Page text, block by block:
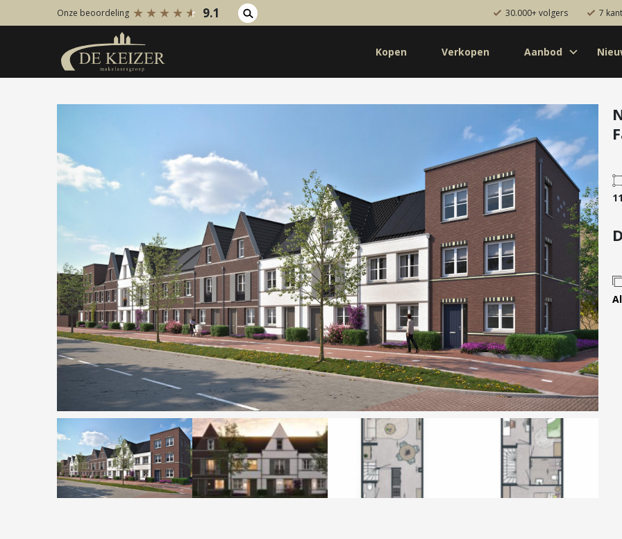
Koopaanbod
Internationaal
Nieuwbouw
Huuraanbod
Nieuwbouw
Bedrijfsaanbod
Diensten
Kopen
Verkopen
Huren
Verhuren
Taxeren
Verzekeren
Hypotheken
Hypotheekadvies
Hypotheek oversluiten
Hypotheek verhogen
Starterslening
Financiële check
Banken
Duurzame hypotheek
Reviews Contact
Onze beoordeling 9.1 30.000+ volgers 7
Kopen Verkopen Aanbod